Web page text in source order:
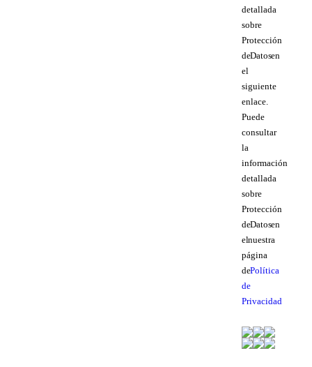
detallada
sobre
Protección
de Datos en
el
siguiente
enlace.
Puede
consultar
la
información
detallada
sobre
Protección
de Datos en
el nuestra
página
dePolítica
de
Privacidad